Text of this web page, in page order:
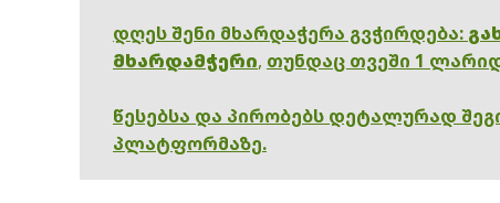
დღეს შენი მხარდაჭერა გვჭირდება:
მხარდამჭერი, თუნდაც თვეში 1
წესებსა და პირობებს დეტალურად
პლატფორმაზე.